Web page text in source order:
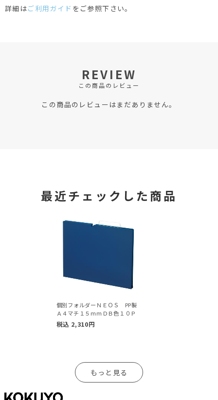
詳細はご利用ガイド をご参照下さい。
REVIEW
この商品のレビュー
この商品のレビューはまだありません。
最近チェックした商品
個別フォルダーＮＥＯＳ PP製
Ａ４マチ１５ｍｍＤＢ色１０Ｐ
税込 2,310円
もっと見る